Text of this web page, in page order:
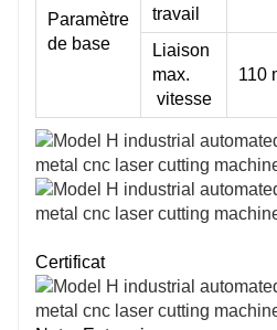
Paramètre
de base
travail
Liaison
max.
vitesse
110
Certificat